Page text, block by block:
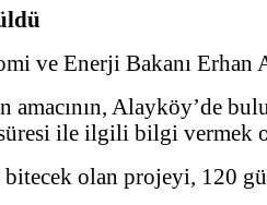
ve Enerji Bakanı Erhan
Alayköy’de
ile ilgili bilgi vermek
olan projeyi, 120